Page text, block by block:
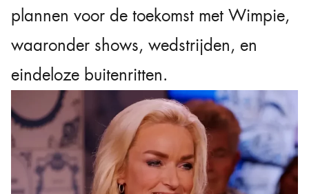
plannen voor de toekomst met Wimpie,
waaronder shows, wedstrijden, en
eindeloze buitenritten.